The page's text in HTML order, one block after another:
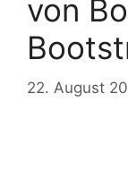
von
22. August